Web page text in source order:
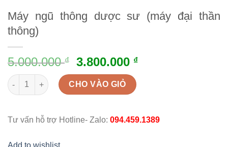
Máy ngũ thông dược sư (máy đại thần
thông)
5.000.000₫ 3.800.000 ₫
Máy ngũ thông dược sư (máy đại thần thông) quantity
CHO VÀO GIỎ
Tư vấn hỗ trợ Hotline- Zalo: 094.459.1389